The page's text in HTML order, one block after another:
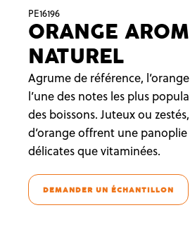
PE16196
ORANGE
NATUREL
Agrume de référence,
l’une des notes les plus
des boissons. Juteux ou
d’orange offrent une panoplie
délicates que vitaminées.
DEMANDER UN ÉCHANTILLON